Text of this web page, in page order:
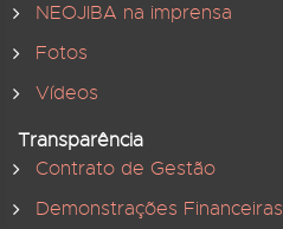
NEOJIBA na imprensa
Fotos
Vídeos
Transparência
Contrato de Gestão
Demonstrações Financeiras